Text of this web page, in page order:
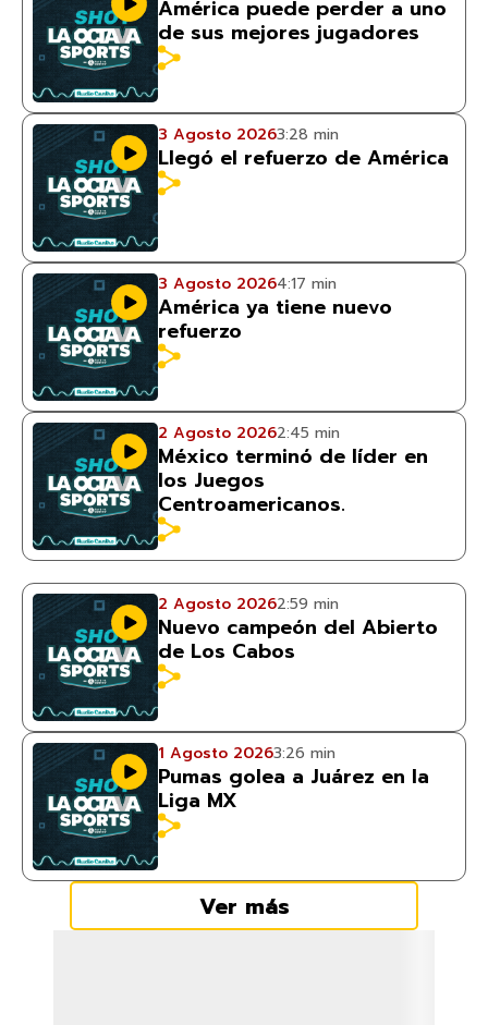
América puede perder a uno
de sus mejores jugadores
3 Agosto 20263:28 min
Llegó el refuerzo de América
3 Agosto 20264:17 min
América ya tiene nuevo
refuerzo
2 Agosto 20262:45 min
México terminó de líder en
los Juegos
Centroamericanos.
2 Agosto 20262:59 min
Nuevo campeón del Abierto
de Los Cabos
1 Agosto 20263:26 min
Pumas golea a Juárez en la
Liga MX
Ver más